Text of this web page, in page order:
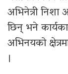
अभिनेत्री निशा
छिन् भने
अभिनयको
।